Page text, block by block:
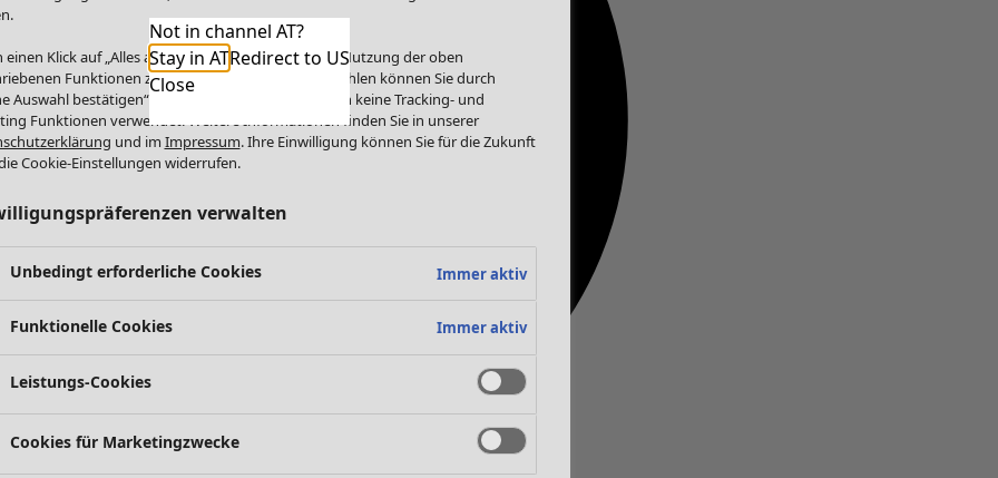
Not in channel AT?
Stay in ATRedirect to US
Close
einen Klick auf „Alles akzeptieren“ stimmen Sie der Nutzung der oben
Funktionen zu. Einzelne Funktionen auswählen können Sie durch
Auswahl bestätigen“. Über „Alles ablehnen“ werden keine Tracking- und
Funktionen verwendet. Weitere Informationen finden Sie in unserer
und im Impressum. Ihre Einwilligung können Sie für die Zukunft
Cookie-Einstellungen widerrufen.
verwalten
Unbedingt erforderliche Cookies Immer aktiv
Funktionelle Cookies Immer aktiv
Leistungs-Cookies
Cookies für Marketingzwecke